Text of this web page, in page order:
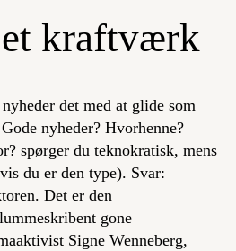
kraftværk
det med at glide som
nyheder? Hvorhenne?
spørger du teknokratisk, mens
du er den type). Svar:
Det er den
gone
Signe Wenneberg,